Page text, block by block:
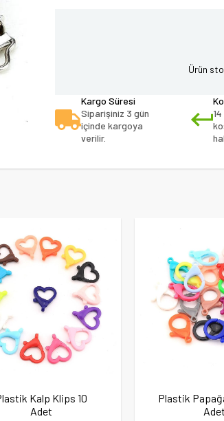
Ürün
Kargo Süresi
Siparişiniz 3 gün
içinde kargoya
verilir.
Kalp Klips 10
Adet
Plastik
Adet